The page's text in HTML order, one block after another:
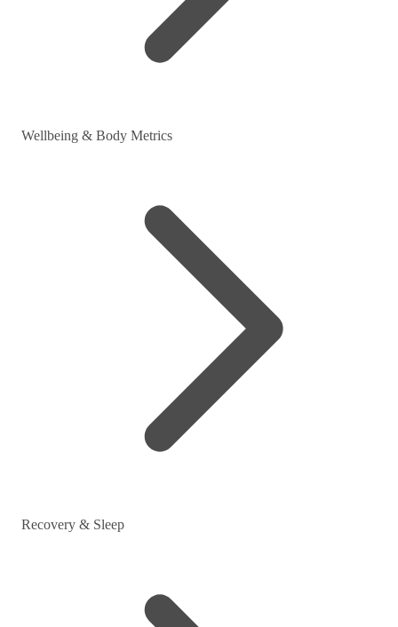
Wellbeing & Body Metrics
Recovery & Sleep